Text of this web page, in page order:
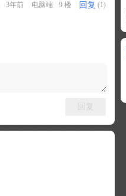
3年前 电脑端 9 楼 回复 (1)
回复